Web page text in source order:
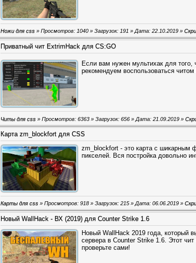
Ножи для css » Просмотров: 1040 » Загрузок: 191 » Дата: 22.10.2019 »
Приватный чит ExtrimHack для CS:GO
Если вам нужен мультихак для того,
рекомендуем воспользоваться
Читы для css » Просмотров: 6363 » Загрузок: 656 » Дата: 21.09.2019 »
Карта zm_blockfort для CSS
zm_blockfort - это карта с шикарным
пикселей. Вся постройка довольно
Карты для css » Просмотров: 918 » Загрузок: 215 » Дата: 06.06.2019 »
Новый WallHack - ВХ (2019) для Counter Strike 1.6
Новый WallHack 2019 года, который
сервера в Counter Strike 1.6. Этот чит
проверьте сами!